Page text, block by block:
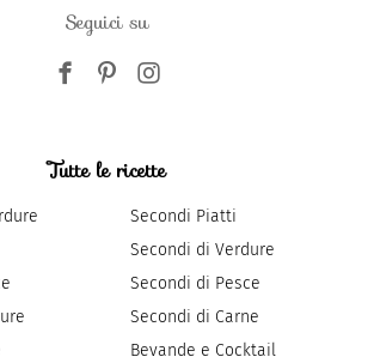
Seguici su
Tutte le ricette
Secondi Piatti
Secondi di Verdure
Secondi di Pesce
Secondi di Carne
Bevande e Cocktail